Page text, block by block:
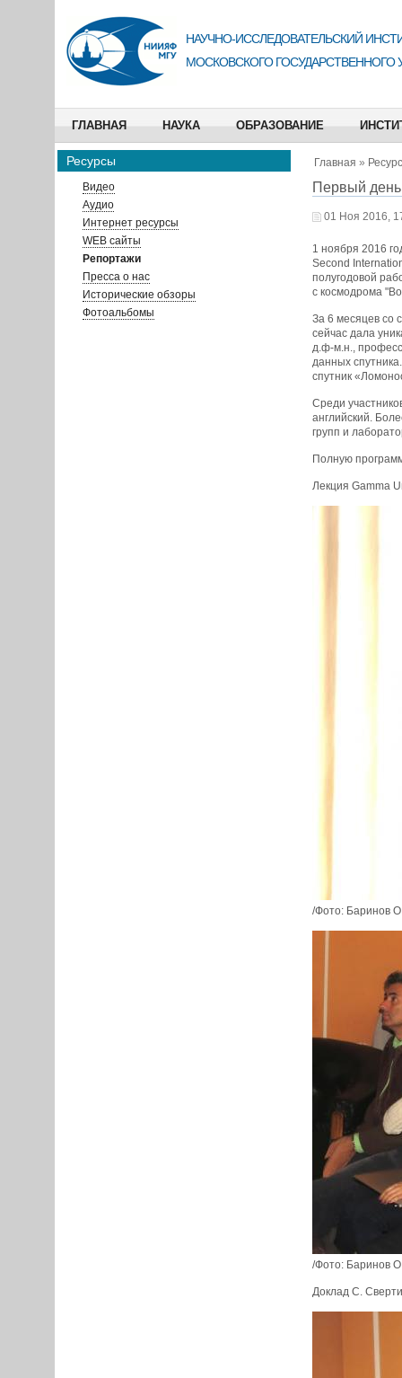
НАУЧНО-ИССЛЕДОВАТЕЛЬСКИЙ
МОСКОВСКОГО
ГЛАВНАЯ НАУКА ОБРАЗОВАНИЕ
Ресурсы
Видео
Аудио
Интернет ресурсы
WEB сайты
Репортажи
Пресса о нас
Исторические обзоры
Фотоальбомы
Главная »
Первый
01 Ноя 2016,
1 ноября 2016
Second
полугодовой
с космодрома
За 6 месяцев со
сейчас дала
д.ф-м.н.,
данных
спутник
Среди
английский.
групп и
Полную
Лекция Gamma
/Фото: Баринов
/Фото: Баринов
Доклад С.